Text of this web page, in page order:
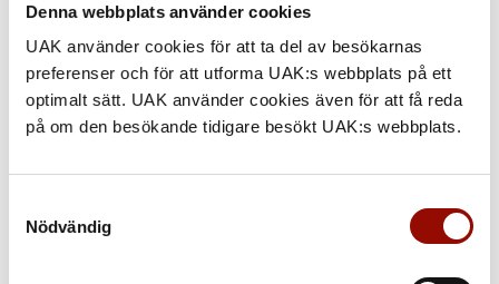
Denna webbplats använder cookies
UAK använder cookies för att ta del av besökarnas
preferenser och för att utforma UAK:s webbplats på ett
optimalt sätt. UAK använder cookies även för att få reda
på om den besökande tidigare besökt UAK:s webbplats.
Nödvändig
en solig vinterdag. Den storslagna vyn mot den ståtliga
Riddarholmen förevigades i flera av konstnärens målningar
under åren och blev ett av hans favoritmotiv i genren för
stockholmsbilderna. Ön som tillsammans med Gamla stan utgör
Stockholms historiska centrum utgörs av magnifika palats och
annans avbildar han fasaderna när de träffas av den tidiga vårens
mjuka solljus. De klarröda bussarna som ofta känns igen i Jolins